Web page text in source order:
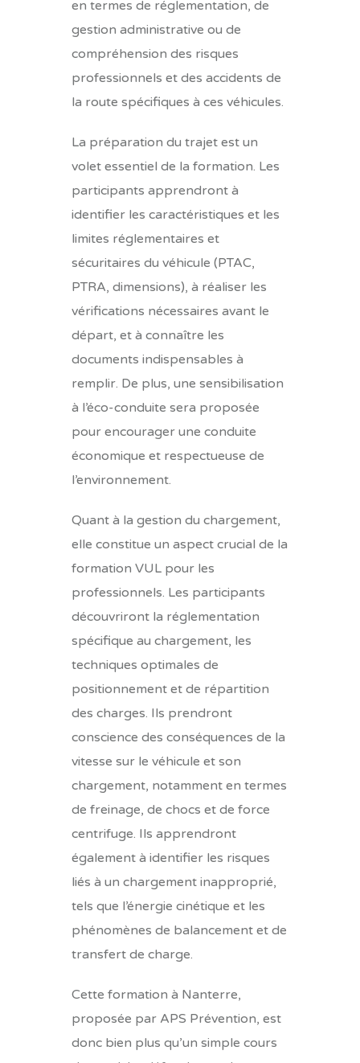
en termes de réglementation, de
gestion administrative ou de
compréhension des risques
professionnels et des accidents de
la route spécifiques à ces véhicules.
La préparation du trajet est un
volet essentiel de la formation. Les
participants apprendront à
identifier les caractéristiques et les
limites réglementaires et
sécuritaires du véhicule (PTAC,
PTRA, dimensions), à réaliser les
vérifications nécessaires avant le
départ, et à connaître les
documents indispensables à
remplir. De plus, une sensibilisation
à l’éco-conduite sera proposée
pour encourager une conduite
économique et respectueuse de
l’environnement.
Quant à la gestion du chargement,
elle constitue un aspect crucial de la
formation VUL pour les
professionnels. Les participants
découvriront la réglementation
spécifique au chargement, les
techniques optimales de
positionnement et de répartition
des charges. Ils prendront
conscience des conséquences de la
vitesse sur le véhicule et son
chargement, notamment en termes
de freinage, de chocs et de force
centrifuge. Ils apprendront
également à identifier les risques
liés à un chargement inapproprié,
tels que l’énergie cinétique et les
phénomènes de balancement et de
transfert de charge.
Cette formation à Nanterre,
proposée par APS Prévention, est
donc bien plus qu’un simple cours